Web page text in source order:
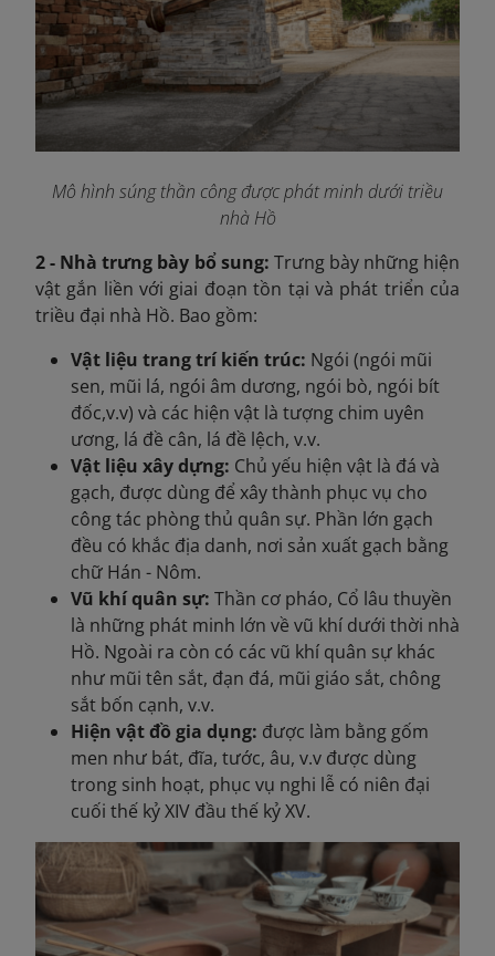
Mô hình súng thần công được phát minh dưới triều
nhà Hồ
2 - Nhà trưng bày bổ sung: Trưng bày những hiện
vật gắn liền với giai đoạn tồn tại và phát triển của
triều đại nhà Hồ. Bao gồm:
Vật liệu trang trí kiến trúc: Ngói (ngói mũi
sen, mũi lá, ngói âm dương, ngói bò, ngói bít
đốc,v.v) và các hiện vật là tượng chim uyên
ương, lá đề cân, lá đề lệch, v.v.
Vật liệu xây dựng: Chủ yếu hiện vật là đá và
gạch, được dùng để xây thành phục vụ cho
công tác phòng thủ quân sự. Phần lớn gạch
đều có khắc địa danh, nơi sản xuất gạch bằng
chữ Hán - Nôm.
Vũ khí quân sự: Thần cơ pháo, Cổ lâu thuyền
là những phát minh lớn về vũ khí dưới thời nhà
Hồ. Ngoài ra còn có các vũ khí quân sự khác
như mũi tên sắt, đạn đá, mũi giáo sắt, chông
sắt bốn cạnh, v.v.
Hiện vật đồ gia dụng: được làm bằng gốm
men như bát, đĩa, tước, âu, v.v được dùng
trong sinh hoạt, phục vụ nghi lễ có niên đại
cuối thế kỷ XIV đầu thế kỷ XV.